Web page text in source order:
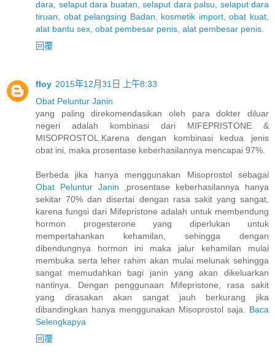
dara, selaput dara buatan, selaput dara palsu, selaput dara
tiruan, obat pelangsing Badan, kosmetik import, obat kuat,
alat bantu sex, obat pembesar penis, alat pembesar penis.
回覆
floy 2015年12月31日 上午8:33
Obat Peluntur Janin
yang paling direkomendasikan oleh para dokter diluar
negeri adalah kombinasi dari MIFEPRISTONE &
MISOPROSTOL.Karena dengan kombinasi kedua jenis
obat ini, maka prosentase keberhasilannya mencapai 97%.
Berbeda jika hanya menggunakan Misoprostol sebagai
Obat Peluntur Janin
,prosentase keberhasilannya hanya
sekitar 70% dan disertai dengan rasa sakit yang sangat,
karena fungsi dari Mifepristone adalah untuk membendung
hormon progesterone yang diperlukan untuk
mempertahankan kehamilan, sehingga dengan
dibendungnya hormon ini maka jalur kehamilan mulai
membuka serta leher rahim akan mulai melunak sehingga
sangat memudahkan bagi janin yang akan dikeluarkan
nantinya. Dengan penggunaan Mifepristone, rasa sakit
yang dirasakan akan sangat jauh berkurang jika
dibandingkan hanya menggunakan Misoprostol saja.
Baca
Selengkapya
回覆